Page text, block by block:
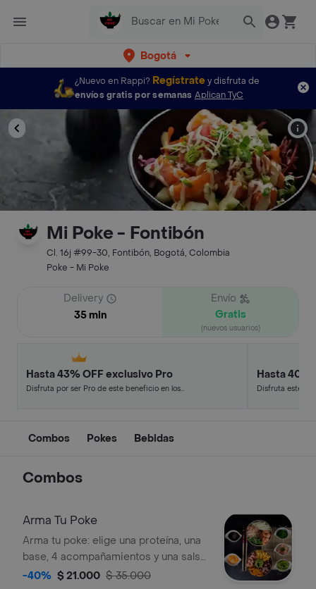
Bogotá
¿Nuevo en Rappi? Regístratey disfruta de
envíos gratis por semanas Aplican TyC
Mi Poke - Fontibón
Cl. 16j #99-30, Fontibón, Bogotá, Colombia
Poke - Mi Poke
Delivery
35 min
Envío
Gratis
(nuevos usuarios)
Hasta 43% OFF exclusivo Pro
Disfruta por ser Pro de este beneficio en los
Hasta 40%
Disfruta este
Combos Pokes Bebidas
Combos
Arma Tu Poke
Arma tu poke: elige una proteína, una
base, 4 acompañamientos y una salsa.
Opciones visibles incluyen aguacate,
-40% $ 21.000 $ 35.000